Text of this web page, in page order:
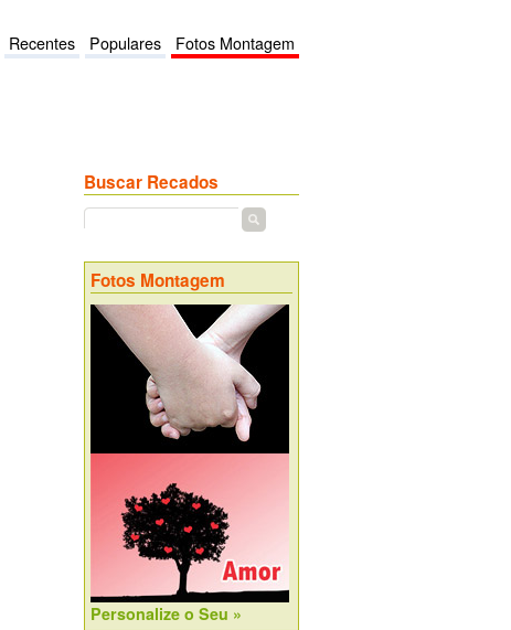
Recentes Populares Fotos Montagem
Buscar Recados
Fotos Montagem
Personalize o Seu »